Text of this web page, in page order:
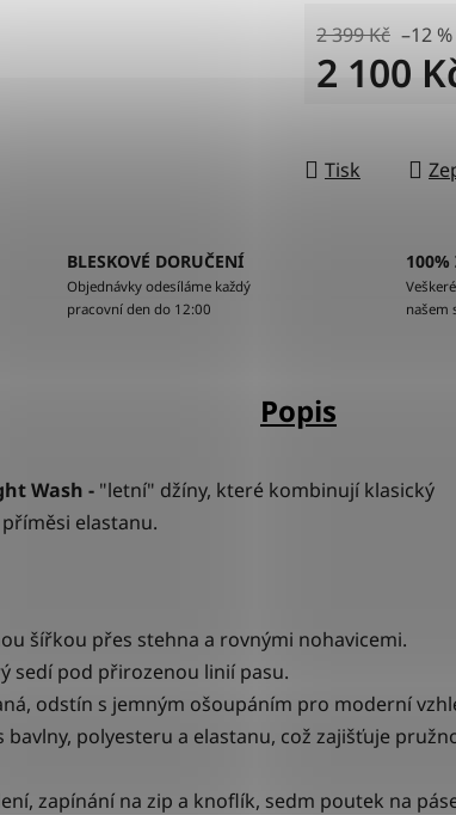
2 399 Kč –12 %
2 100
Tisk
BLESKOVÉ DORUČENÍ
Objednávky odesíláme každý
pracovní den do 12:00
100%
našem
Popis
Wash - "letní" džíny, které kombinují klasický
elastanu.
šířkou přes stehna a rovnými nohavicemi.
sedí pod přirozenou linií pasu.
odstín s jemným ošoupáním pro moderní
bavlny, polyesteru a elastanu, což zajišťuje
zapínání na zip a knoflík, sedm poutek na